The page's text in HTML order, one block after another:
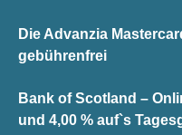
Die Advanzia
gebührenfrei
Bank of Scotland –
und 4,00 % auf`s